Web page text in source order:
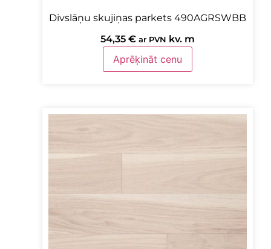
Divslāņu skujiņas parkets 490AGRSWBB
54,35 € ar PVN kv. m
Aprēķināt cenu